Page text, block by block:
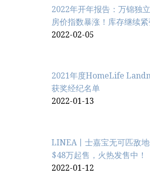
2022年开年报告：万锦独
房价指数暴涨！库存继续紧
2022-02-05
2021年度HomeLife
获奖经纪名单
2022-01-13
LINEA丨士嘉宝无可匹敌
$48万起售，火热发售中！
2022-01-12